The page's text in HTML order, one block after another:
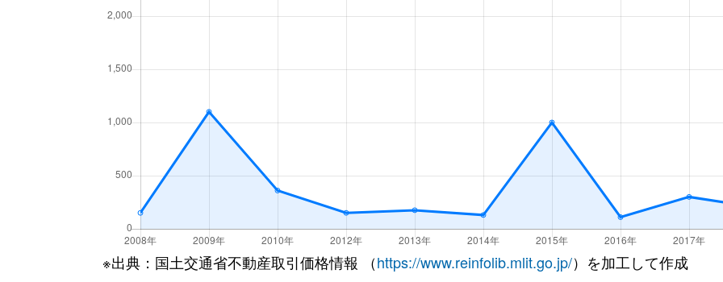
※出典：国土交通省不動産取引価格情報 （https://www.reinfolib.mlit.go.jp/）を加工して作成